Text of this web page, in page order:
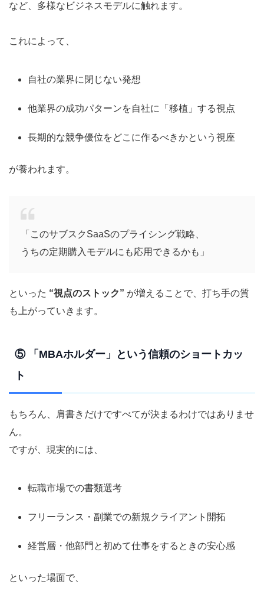
など、多様なビジネスモデルに触れます。
これによって、
自社の業界に閉じない発想
他業界の成功パターンを自社に「移植」する視点
長期的な競争優位をどこに作るべきかという視座
が養われます。
「このサブスクSaaSのプライシング戦略、
うちの定期購入モデルにも応用できるかも」
といった “視点のストック” が増えることで、打ち手の質
も上がっていきます。
⑤ 「MBAホルダー」という信頼のショートカッ
ト
もちろん、肩書きだけですべてが決まるわけではありませ
ん。
ですが、現実的には、
転職市場での書類選考
フリーランス・副業での新規クライアント開拓
経営層・他部門と初めて仕事をするときの安心感
といった場面で、